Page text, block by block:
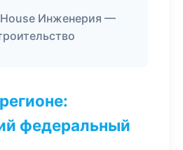
Инженерия —
федеральный